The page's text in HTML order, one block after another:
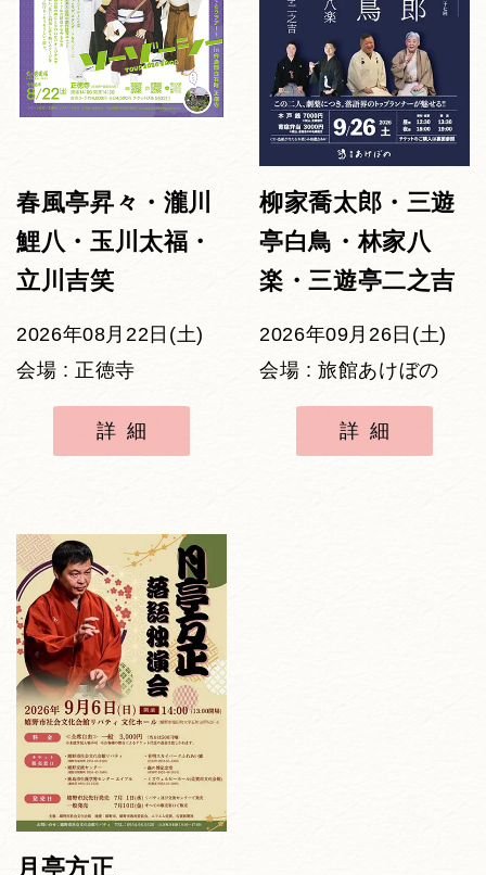
春風亭昇々・瀧川
鯉八・玉川太福・
立川吉笑
2026年08月22日(土)
会場 : 正徳寺
詳細
柳家喬太郎・三遊
亭白鳥・林家八
楽・三遊亭二之吉
2026年09月26日(土)
会場 : 旅館あけぼの
詳細
月亭方正